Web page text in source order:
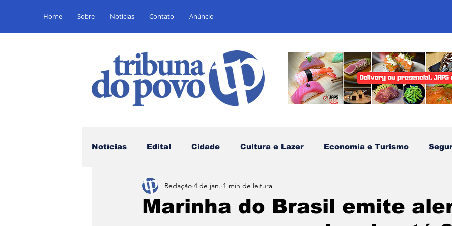
Home Sobre Notícias Contato Anúncio
Notícias Edital Cidade Cultura e Lazer Economia e Turismo
Educação Esportes
Marinha do Brasil emite
Redação 4 de jan. 1 min de leitura